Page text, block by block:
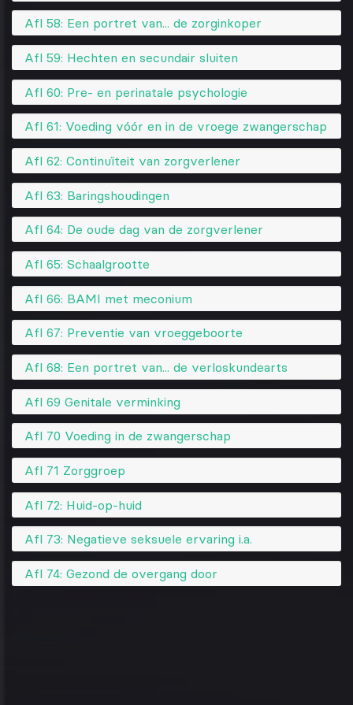
Afl 58: Een portret van... de zorginkoper
Afl 59: Hechten en secundair sluiten
Afl 60: Pre- en perinatale psychologie
Afl 61: Voeding vóór en in de vroege zwangerschap
Afl 62: Continuïteit van zorgverlener
Afl 63: Baringshoudingen
Afl 64: De oude dag van de zorgverlener
Afl 65: Schaalgrootte
Afl 66: BAMI met meconium
Afl 67: Preventie van vroeggeboorte
Afl 68: Een portret van... de verloskundearts
Afl 69 Genitale verminking
Afl 70 Voeding in de zwangerschap
Afl 71 Zorggroep
Afl 72: Huid-op-huid
Afl 73: Negatieve seksuele ervaring i.a.
Afl 74: Gezond de overgang door